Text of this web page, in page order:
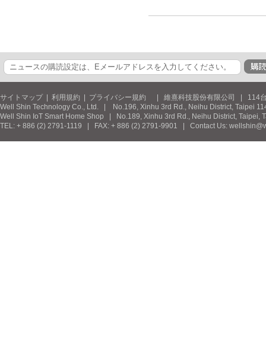
サイトマップ 利用規約 プライバシー規約 | 維熹科技股份有限公司 | 114台
Well Shin Technology Co., Ltd. | No.196, Xinhu 3rd Rd., Neihu District, Taipei
Well Shin IoT Smart Home Shop | No.189, Xinhu 3rd Rd., Neihu District, Taipei,
TEL: + 886 (2) 2791-1119 | FAX: + 886 (2) 2791-9901 | Contact Us: